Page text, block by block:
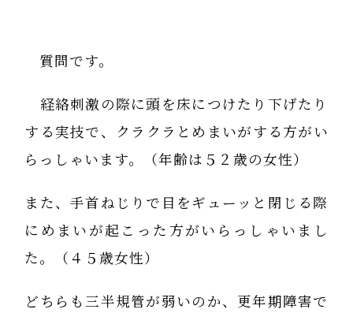
質問です。
経絡刺激の際に頭を床につけたり下げたり
する実技で、クラクラとめまいがする方がい
らっしゃいます。（年齢は５２歳の女性）
また、手首ねじりで目をギューッと閉じる際
にめまいが起こった方がいらっしゃいまし
た。（４５歳女性）
どちらも三半規管が弱いのか、更年期障害で